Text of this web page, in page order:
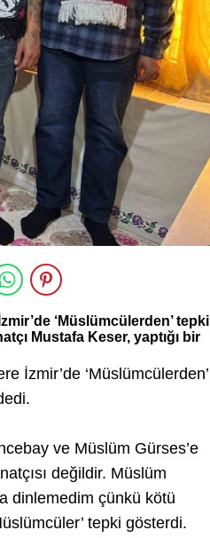
‘Müslümcülerden’ tepki
Mustafa Keser, yaptığı bir
İzmir’de ‘Müslümcülerden’
ve Müslüm Gürses’e
değildir. Müslüm
dinlemedim çünkü kötü
tepki gösterdi.